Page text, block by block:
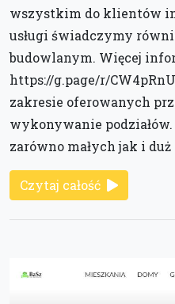
wszystkim do klientów
usługi świadczymy
budowlanym. Więcej
https://g.page/r/
zakresie oferowanych
wykonywanie
zarówno małych jak i duż
Czytaj całość